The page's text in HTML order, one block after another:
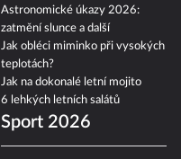
Astronomické úkazy 2026:
zatmění slunce a další
Jak obléci miminko při vysokých
teplotách?
Jak na dokonalé letní mojito
6 lehkých letních salátů
Sport 2026